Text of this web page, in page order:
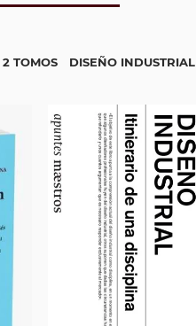
TOMOS DISEÑO INDUSTRIAL